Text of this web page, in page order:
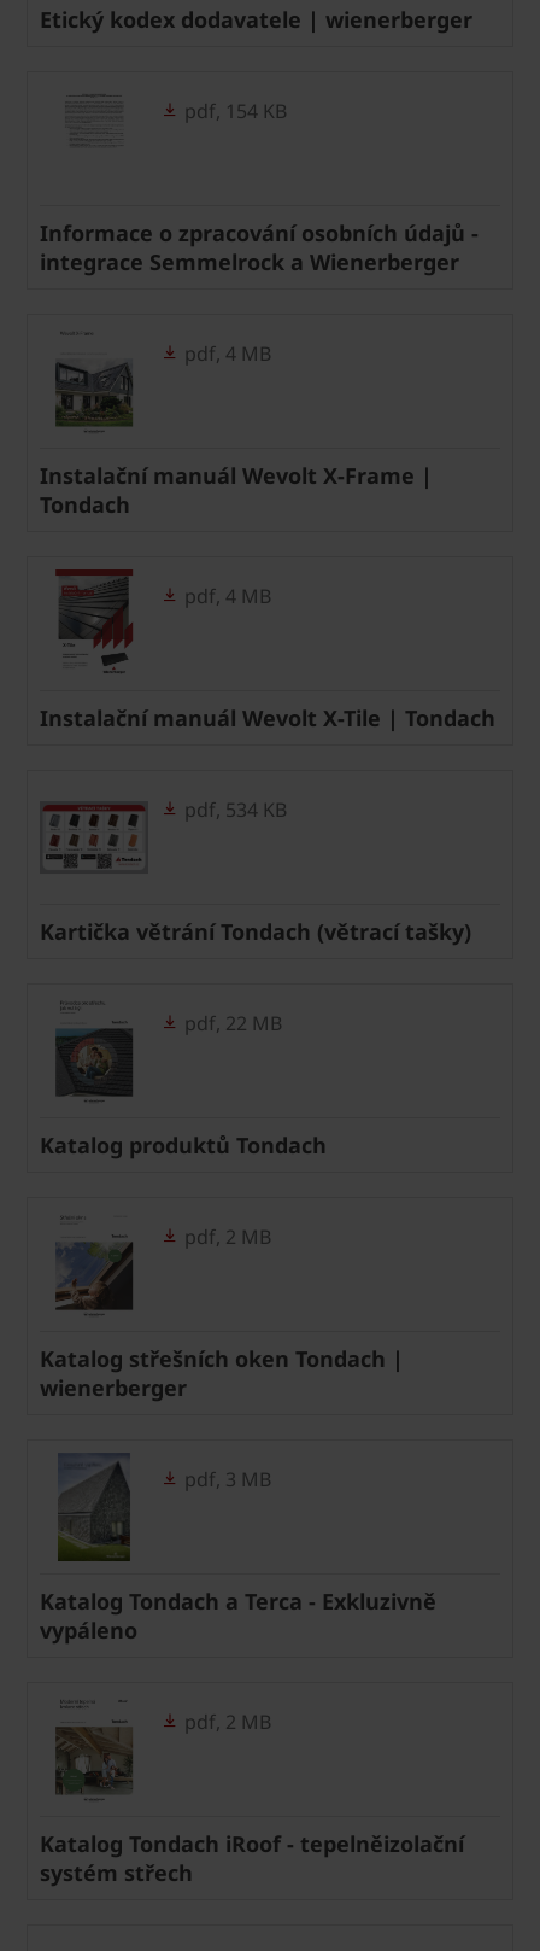
Etický kodex dodavatele | wienerberger
pdf, 154 KB
Informace o zpracování osobních údajů -
integrace Semmelrock a Wienerberger
pdf, 4 MB
Instalační manuál Wevolt X-Frame |
Tondach
pdf, 4 MB
Instalační manuál Wevolt X-Tile | Tondach
pdf, 534 KB
Kartička větrání Tondach (větrací tašky)
pdf, 22 MB
Katalog produktů Tondach
pdf, 2 MB
Katalog střešních oken Tondach |
wienerberger
pdf, 3 MB
Katalog Tondach a Terca - Exkluzivně
vypáleno
pdf, 2 MB
Katalog Tondach iRoof - tepelněizolační
systém střech